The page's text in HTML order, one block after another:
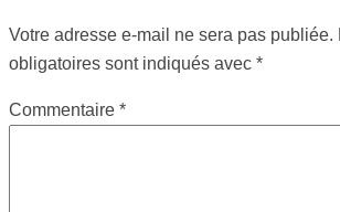
Votre adresse e-mail ne sera pas publiée.
obligatoires sont indiqués avec *
Commentaire *